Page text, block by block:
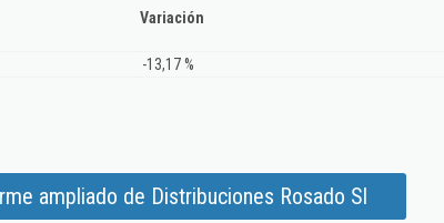
Variación
-13,17 %
ampliado de Distribuciones Rosado Sl